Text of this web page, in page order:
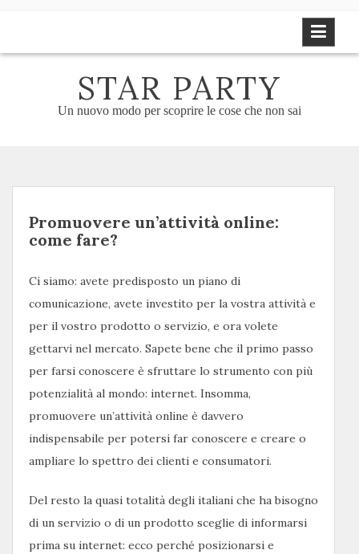
STAR PARTY
Un nuovo modo per scoprire le cose che non sai
Promuovere un’attività online:
come fare?
Ci siamo: avete predisposto un piano di
comunicazione, avete investito per la vostra attività e
per il vostro prodotto o servizio, e ora volete
gettarvi nel mercato. Sapete bene che il primo passo
per farsi conoscere è sfruttare lo strumento con più
potenzialità al mondo: internet. Insomma,
promuovere un’attività online è davvero
indispensabile per potersi far conoscere e creare o
ampliare lo spettro dei clienti e consumatori.
Del resto la quasi totalità degli italiani che ha bisogno
di un servizio o di un prodotto sceglie di informarsi
prima su internet: ecco perché posizionarsi e